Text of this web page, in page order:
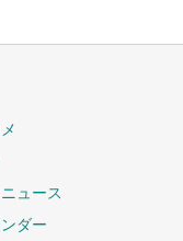
ュース
ダー